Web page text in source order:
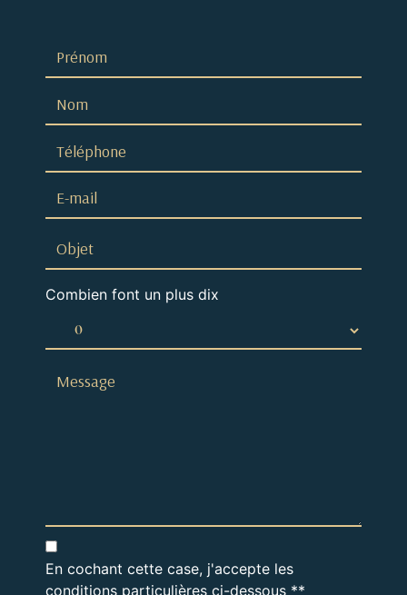
Combien font un plus dix
En cochant cette case, j'accepte les
conditions particulières ci-dessous **